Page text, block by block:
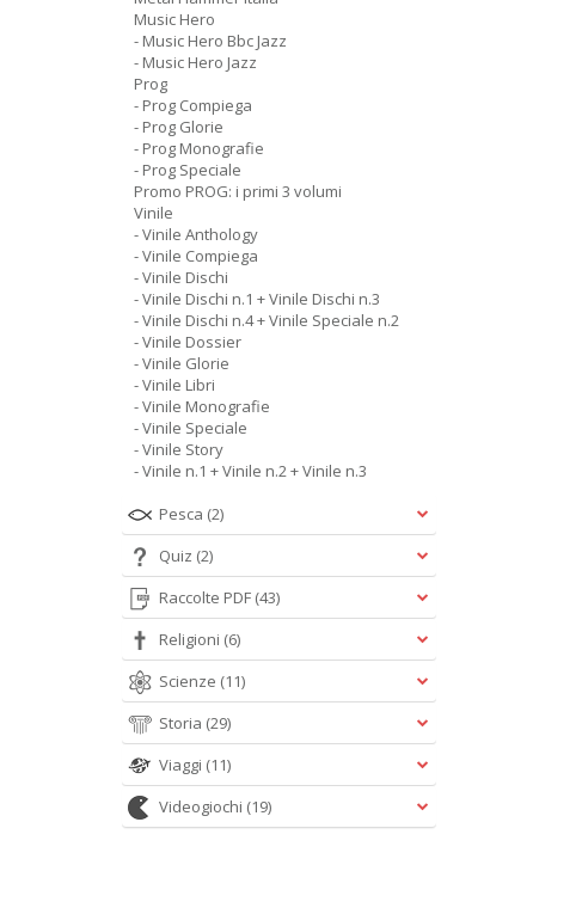
Music Hero
- Music Hero Bbc Jazz
- Music Hero Jazz
Prog
- Prog Compiega
- Prog Glorie
- Prog Monografie
- Prog Speciale
Promo PROG: i primi 3 volumi
Vinile
- Vinile Anthology
- Vinile Compiega
- Vinile Dischi
- Vinile Dischi n.1 + Vinile Dischi n.3
- Vinile Dischi n.4 + Vinile Speciale n.2
- Vinile Dossier
- Vinile Glorie
- Vinile Libri
- Vinile Monografie
- Vinile Speciale
- Vinile Story
- Vinile n.1 + Vinile n.2 + Vinile n.3
Pesca (2)
Quiz (2)
Raccolte PDF (43)
Religioni (6)
Scienze (11)
Storia (29)
Viaggi (11)
Videogiochi (19)